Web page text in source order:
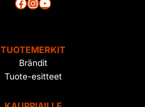
TUOTEMERKIT
Brändit
Tuote-esitteet